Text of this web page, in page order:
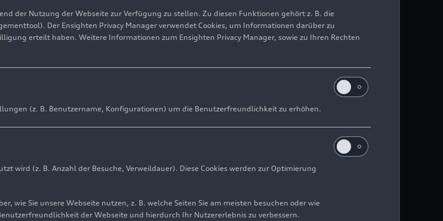
der Nutzung der Webseite zur Verfügung zu stellen. Zu diesen Funktionen gehört z. B. die
Der Ensighten Privacy Manager verwendet Cookies, um Informationen darüber zu
erteilt haben. Weitere Informationen zum Ensighten Privacy Manager, sowie zu Ihren Rechten
(z. B. Benutzername, Konfigurationen) um die Benutzerfreundlichkeit zu erhöhen.
wird (z. B. Anzahl der Besuche, Verweildauer). Diese Cookies werden zur Optimierung
wie Sie unsere Webseite nutzen, z. B. welche Seiten Sie am meisten besuchen oder wie
der Webseite und hierdurch Ihr Nutzererlebnis zu verbessern.